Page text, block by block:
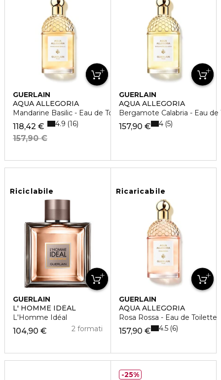
GUERLAIN
AQUA ALLEGORIA
Mandarine Basilic - Eau de Toilette
118,42 €
157,90 €
4.9 16
GUERLAIN
AQUA ALLEGORIA
Bergamote Calabria - Eau de
157,90 € 4 5
Riciclabile
GUERLAIN
L' HOMME IDÉAL
L'Homme Idéal
104,90 € 2 formati
Ricaricabile
GUERLAIN
AQUA ALLEGORIA
Rosa Rossa - Eau de Toilette
157,90 € 4.5 6
25%